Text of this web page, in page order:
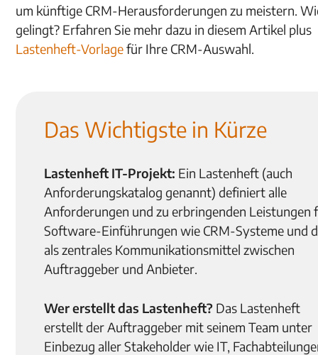
um künftige CRM-Herausforderungen zu meistern.
gelingt? Erfahren Sie mehr dazu in diesem Artikel plus
Lastenheft-Vorlagefür Ihre CRM-Auswahl.
Das Wichtigste in Kürze
Lastenheft IT-Projekt: Ein Lastenheft (auch
Anforderungskatalog genannt) definiert alle
Anforderungen und zu erbringenden Leistungen
Software-Einführungen wie CRM-Systeme und
als zentrales Kommunikationsmittel zwischen
Auftraggeber und Anbieter.
Wer erstellt das Lastenheft? Das Lastenheft
erstellt der Auftraggeber mit seinem Team unter
Einbezug aller Stakeholder wie IT,